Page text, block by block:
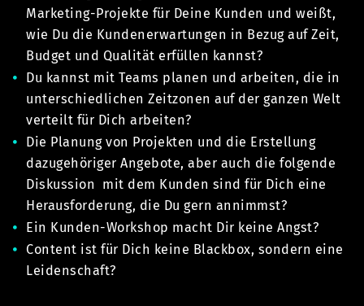
Marketing-Projekte für Deine Kunden und weißt,
wie Du die Kundenerwartungen in Bezug auf Zeit,
Budget und Qualität erfüllen kannst?
Du kannst mit Teams planen und arbeiten, die in
unterschiedlichen Zeitzonen auf der ganzen Welt
verteilt für Dich arbeiten?
Die Planung von Projekten und die Erstellung
dazugehöriger Angebote, aber auch die folgende
Diskussion mit dem Kunden sind für Dich eine
Herausforderung, die Du gern annimmst?
Ein Kunden-Workshop macht Dir keine Angst?
Content ist für Dich keine Blackbox, sondern eine
Leidenschaft?